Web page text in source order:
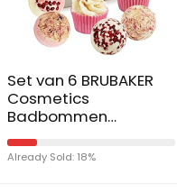
Set van 6 BRUBAKER
Cosmetics
Badbommen
Cadeauset
Badballen”Pink
Moments” –
Already Sold: 18%